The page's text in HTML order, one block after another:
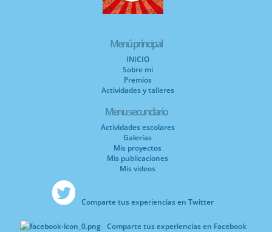
Menú principal
INICIO
Sobre mi
Premios
Actividades y talleres
Menu secundario
Actividades escolares
Galerías
Mis proyectos
Mis publicaciones
Mis videos
Comparte tus experiencias en Twitter
Comparte tus experiencias en Facebook